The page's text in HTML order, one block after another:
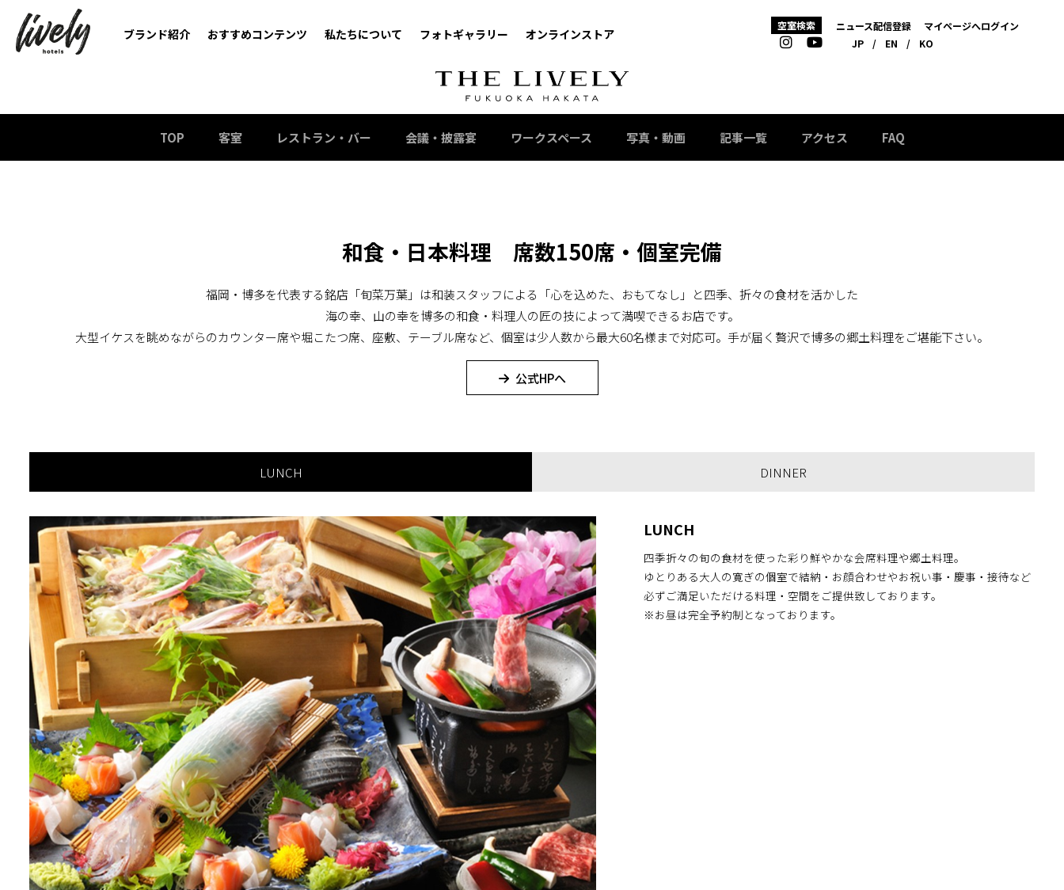
TOP 客室 レストラン・バー 会議・披露宴 ワークスペース 写真・動画 記事一覧 アクセス FAQ
ブランド紹介 おすすめコンテンツ 私たちについて フォトギャラリー オンラインストア
空室検索 ニュース配信登録
マイページへログイン
JP
/ EN / KO
和食・日本料理 席数150席・個室完備
福岡・博多を代表する銘店「旬菜万葉」は和装スタッフによる「心を込めた、おもてなし」と四季、折々の食材を活かした
海の幸、山の幸を博多の和食・料理人の匠の技によって満喫できるお店です。
大型イケスを眺めながらのカウンター席や堀こたつ席、座敷、テーブル席など、個室は少人数から最大60名様まで対応可。手が届く贅沢で博多の郷土料理をご堪能下さい。
公式HPへ
LUNCH DINNER
LUNCH
四季折々の旬の食材を使った彩り鮮やかな会席料理や郷土料理。
ゆとりある大人の寛ぎの個室で結納・お顔合わせやお祝い事・慶事・接待など
必ずご満足いただける料理・空間をご提供致しております。
※お昼は完全予約制となっております。